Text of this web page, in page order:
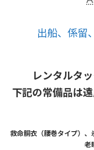
出船、係留
レンタルタ
下記の常備品は
救命胴衣（腰巻タイプ）
老